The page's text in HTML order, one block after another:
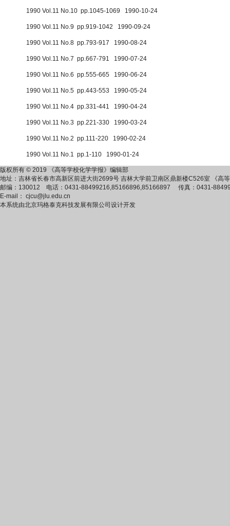
1990 Vol.11 No.10 pp.1045-1069 1990-10-24
1990 Vol.11 No.9 pp.919-1042 1990-09-24
1990 Vol.11 No.8 pp.793-917 1990-08-24
1990 Vol.11 No.7 pp.667-791 1990-07-24
1990 Vol.11 No.6 pp.555-665 1990-06-24
1990 Vol.11 No.5 pp.443-553 1990-05-24
1990 Vol.11 No.4 pp.331-441 1990-04-24
1990 Vol.11 No.3 pp.221-330 1990-03-24
1990 Vol.11 No.2 pp.111-220 1990-02-24
1990 Vol.11 No.1 pp.1-110 1990-01-24
版权所有 © 2019 《高等学校化学学报》编辑部
地址：吉林省长春市高新区前进大街2699号 吉林大学前卫南区鼎新楼C526室 《
邮编：130012 电话：0431-88499216,85166896,85166897 传真：0431-
E-mail： cjcu@jlu.edu.cn
本系统由北京玛格泰克科技发展有限公司 设计开发